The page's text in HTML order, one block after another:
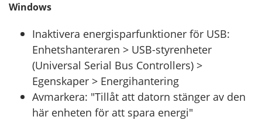
Windows
Inaktivera energisparfunktioner för USB:
Enhetshanteraren > USB-styrenheter
(Universal Serial Bus Controllers) >
Egenskaper > Energihantering
Avmarkera: "Tillåt att datorn stänger av den
här enheten för att spara energi"